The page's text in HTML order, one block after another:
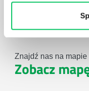
Znajdź nas na mapie
Zobacz